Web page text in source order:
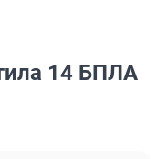
14 БПЛА